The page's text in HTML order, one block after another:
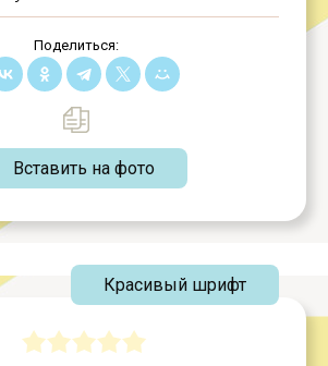
Поделиться:
Вставить на фото
Красивый шрифт